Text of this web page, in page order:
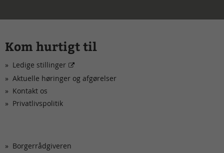
Kom hurtigt til
Ledige stillinger
Aktuelle høringer og afgørelser
Kontakt os
Privatlivspolitik
Borgerrådgiveren